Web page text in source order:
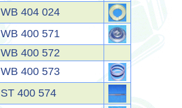
WB 404 024
WB 400 571
WB 400 572
WB 400 573
ST 400 574